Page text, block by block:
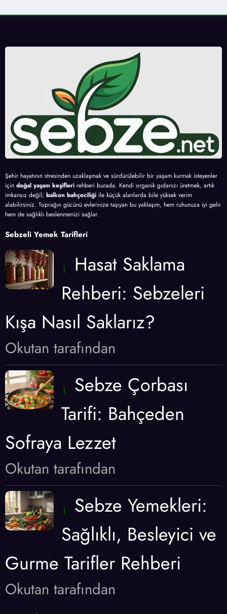
Şehir hayatının stresinden uzaklaşmak ve sürdürülebilir bir yaşam kurmak isteyenler
için doğal yaşam keşifleri rehberi burada. Kendi organik gıdanızı üretmek, artık
imkansız değil; balkon bahçeciliği ile küçük alanlarda bile yüksek verim
alabilirsiniz. Toprağın gücünü evlerinize taşıyan bu yaklaşım, hem ruhunuza iyi gelir
hem de sağlıklı beslenmenizi sağlar.
Sebzeli Yemek Tarifleri
Hasat Saklama
Rehberi: Sebzeleri
Kışa Nasıl Saklarız?
Okutan tarafından
Sebze Çorbası
Tarifi: Bahçeden
Sofraya Lezzet
Okutan tarafından
Sebze Yemekleri:
Sağlıklı, Besleyici ve
Gurme Tarifler Rehberi
Okutan tarafından